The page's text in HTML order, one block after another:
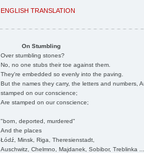
ENGLISH TRANSLATION
On Stumbling
Over stumbling stones?
No, no one stubs their toe against them.
They're embedded so evenly into the paving.
But the names they carry, the letters and numbers,
stamped on our conscience;
Are stamped on our conscience;
"born, deported, murdered"
And the places
Łódź, Minsk, Riga, Theresienstadt,
Auschwitz, Chelmno, Majdanek, Sobibor, Treblinka